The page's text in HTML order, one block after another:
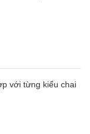
với từng kiểu chai